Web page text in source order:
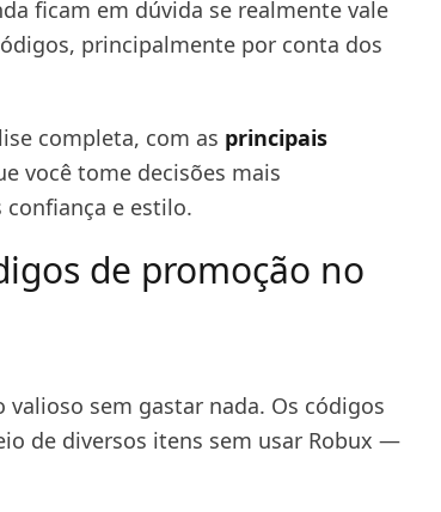
ficam em dúvida se realmente vale
principalmente por conta dos
completa, com as principais
você tome decisões mais
e estilo.
de promoção no
sem gastar nada. Os códigos
de diversos itens sem usar Robux —